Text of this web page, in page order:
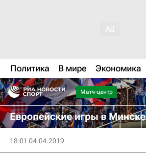
Политика В мире Экономика
Матч-центр
Европейские игры в Минске
18:01 04.04.2019